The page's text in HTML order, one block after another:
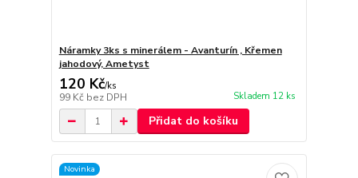
Náramky 3ks s minerálem - Avanturín , Křemen
jahodový, Ametyst
120 Kč/ks
99 Kč bez DPH Skladem 12 ks
Přidat do košíku
Novinka